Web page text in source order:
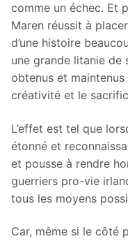
comme un échec. Et
Maren réussit à
d’une histoire
une grande litanie de
obtenus et
créativité et le
L’effet est tel que
étonné et
et pousse à rendre
guerriers pro-vie
tous les moyens
Car, même si le côté